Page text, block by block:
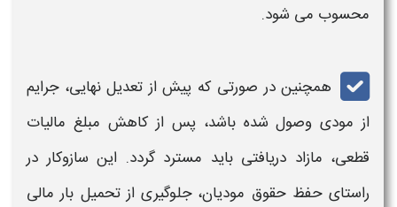
محسوب می‌ شود.
همچنین در صورتی که پیش از تعدیلنهایی،جرایم
از مودی وصول شده باشد، پس از کاهش مبلغ مالیات
قطعی، مازاد دریافتی باید مسترد گردد. این سازوکار در
راستای حفظ حقوق مودیان، جلوگیری از تحمیل بار مالی